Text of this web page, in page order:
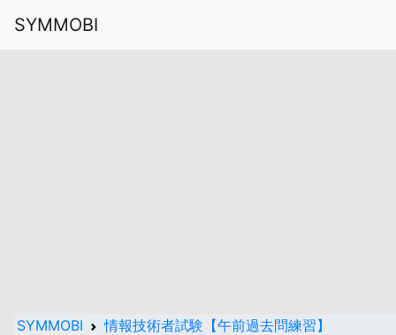
SYMMOBI
SYMMOBI
情報技術者試験【午前過去問練習】